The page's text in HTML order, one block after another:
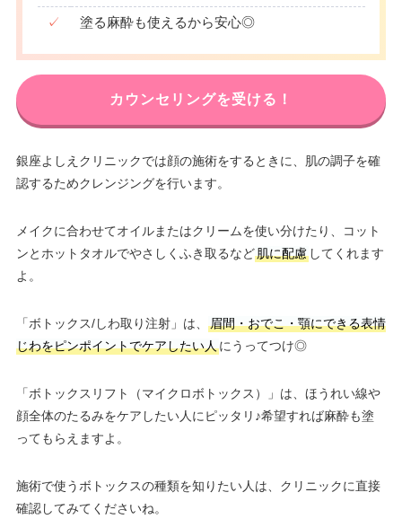
✓ 塗る麻酔も使えるから安心◎
カウンセリングを受ける！
銀座よしえクリニックでは顔の施術をするときに、肌の調子を確
認するためクレンジングを行います。
メイクに合わせてオイルまたはクリームを使い分けたり、コット
ンとホットタオルでやさしくふき取るなど肌に配慮してくれます
よ。
「ボトックス/しわ取り注射」は、
眉間・おでこ・顎にできる表情
じわをピンポイントでケアしたい人にうってつけ◎
「ボトックスリフト（マイクロボトックス）」は、ほうれい線や
顔全体のたるみをケアしたい人にピッタリ♪希望すれば麻酔も塗
ってもらえますよ。
施術で使うボトックスの種類を知りたい人は、クリニックに直接
確認してみてくださいね。